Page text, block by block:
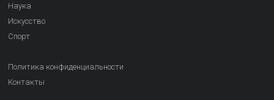
Наука
Искусство
Спорт
Политика конфиденциальности
Контакты